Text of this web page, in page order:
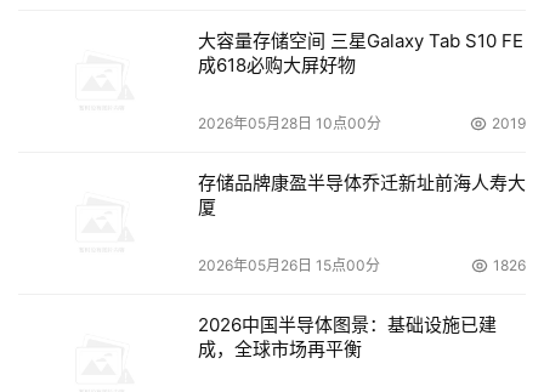
大容量存储空间 三星Galaxy Tab S10 FE
成618必购大屏好物
2026年05月28日 10点00分 2019
存储品牌康盈半导体乔迁新址前海人寿大
厦
2026年05月26日 15点00分 1826
2026中国半导体图景：基础设施已建
成，全球市场再平衡